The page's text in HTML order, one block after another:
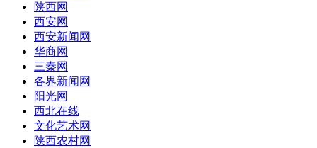
陕西网
西安网
西安新闻网
华商网
三秦网
各界新闻网
阳光网
西北在线
文化艺术网
陕西农村网